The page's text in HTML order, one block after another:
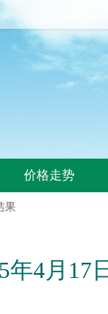
价格走势
果
年4月17